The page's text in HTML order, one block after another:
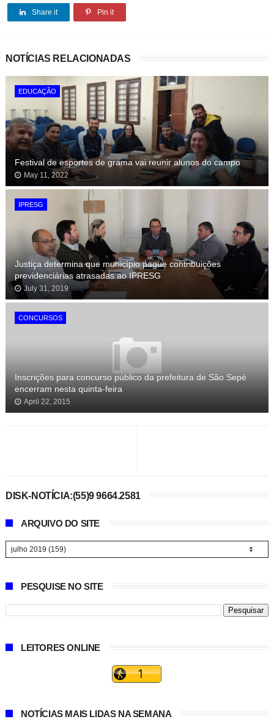
Share it Pin it
NOTÍCIAS RELACIONADAS
EDUCAÇÃO
Festival de esportes de grama vai reunir alunos do campo
May 11, 2022
IPRESG
Justiça determina que município pague contribuições
previdenciárias atrasadas ao IPRESG
July 31, 2019
CONCURSOS
Inscrições para concurso público da prefeitura de São Sepé
encerram nesta quinta-feira
April 22, 2015
DISK-NOTÍCIA:(55)9 9664.2581
ARQUIVO DO SITE
PESQUISE NO SITE
LEITORES ONLINE
NOTÍCIAS MAIS LIDAS NA SEMANA